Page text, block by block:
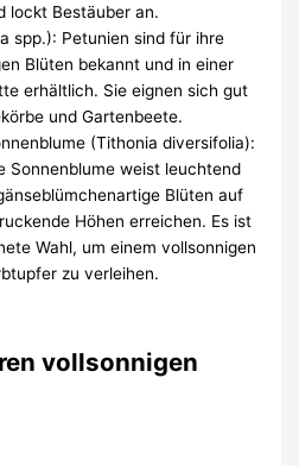
lockt Bestäuber an.
spp.): Petunien sind für ihre
Blüten bekannt und in einer
erhältlich. Sie eignen sich gut
und Gartenbeete.
(Tithonia diversifolia):
Sonnenblume weist leuchtend
Blüten auf
Höhen erreichen. Es ist
Wahl, um einem vollsonnigen
zu verleihen.
vollsonnigen